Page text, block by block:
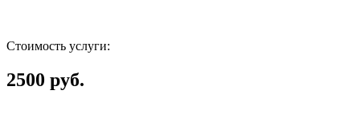
Стоимость услуги:
2500 руб.